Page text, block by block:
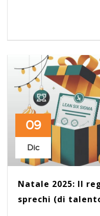
09
Dic
Natale 2025: Il
sprechi (di